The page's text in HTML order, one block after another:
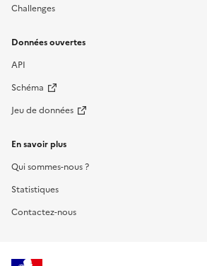
Challenges
Données ouvertes
API
Schéma
Jeu de données
En savoir plus
Qui sommes-nous ?
Statistiques
Contactez-nous